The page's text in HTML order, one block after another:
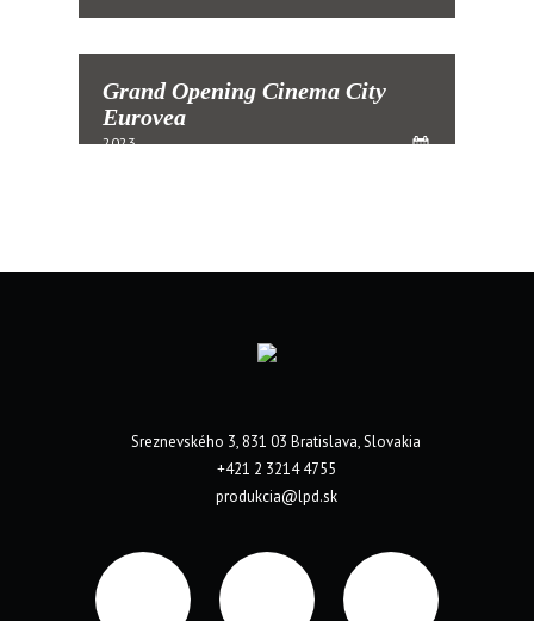
Grand Opening Cinema City
Eurovea
2023
Sreznevského 3, 831 03 Bratislava, Slovakia
+421 2 3214 4755
produkcia@lpd.sk